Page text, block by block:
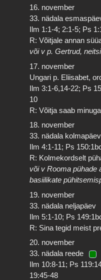
16. november
33. nädala
Ilm 1:1-4; 2:1-5; Ps
R: Võitjale annan
või v p. Gertrud,
17. november
Ungari p. Eliisabet,
Ilm 3:1-6,14-22; Ps
10
R: Võitja saab
18. november
33. nädala kolmapäev
Ilm 4:1-11; Ps
R: Kolmekordselt
või v Rooma pühade
basiilikate
19. november
33. nädala neljapäev
Ilm 5:1-10; Ps
R: Sina tegid meist
20. november
33. nädala reede
Ilm 10:8-11; Ps
19:45-48